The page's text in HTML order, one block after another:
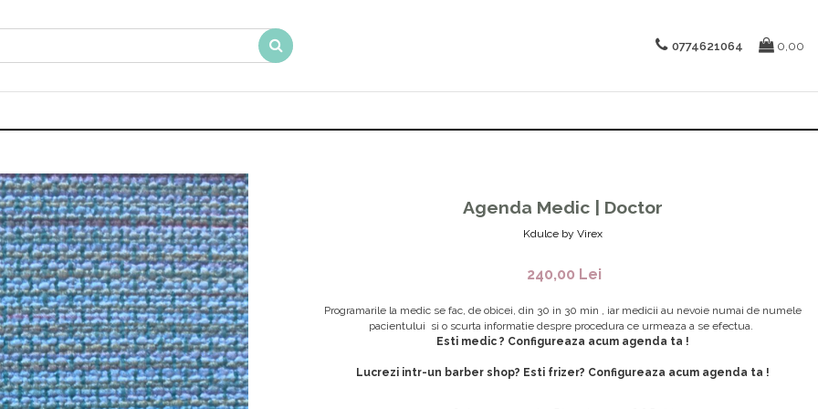
0774621064 0,00
Agenda Medic | Doctor
Kdulce by Virex
240,00 Lei
Programarile la medic se fac, de obicei, din 30 in 30 min , iar medicii au nevoie numai de numele
pacientului si o scurta informatie despre procedura ce urmeaza a se efectua.
Esti medic ? Configureaza acum agenda ta !
Lucrezi intr-un barber shop? Esti frizer? Configureaza acum agenda ta !